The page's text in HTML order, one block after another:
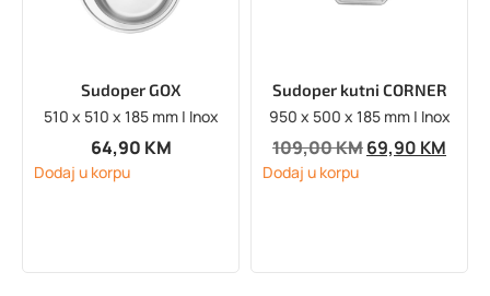
Sudoper GOX
510 x 510 x 185 mm | Inox
64,90 KM
Dodaj u korpu
Sudoper kutni CORNER
950 x 500 x 185 mm | Inox
109,00KM69,90 KM
Dodaj u korpu